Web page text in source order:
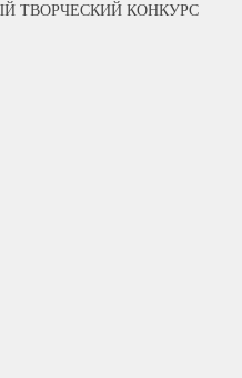
ТВОРЧЕСКИЙ КОНКУРС